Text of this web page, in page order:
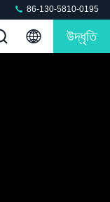
86-130-5810-0195
উদ্ধৃতি